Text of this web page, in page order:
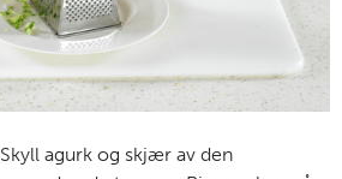
Skyll agurk og skjær av den